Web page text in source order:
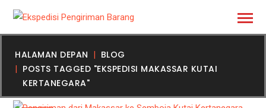
HALAMAN DEPAN
BLOG
POSTS TAGGED "EKSPEDISI MAKASSAR KUTAI
KERTANEGARA"